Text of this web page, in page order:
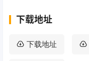
下载地址
下载地址